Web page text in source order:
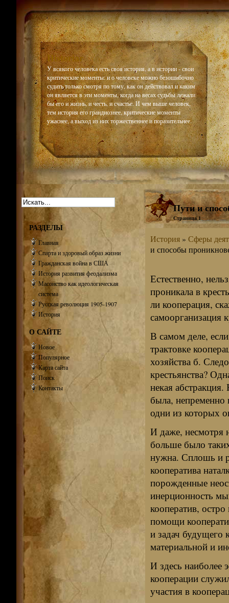
Historiar
У всякого человека есть своя история, а в истории - свои
критические моменты: и о человеке можно безошибочно
судить только смотря по тому, как он действовал и каким
он является в эти моменты, когда на весах судьбы лежали
бы его и жизнь, и честь, и счастье. И чем выше человек,
тем история его грандиознее, критические моменты
ужаснее, а выход из них торжественнее и поразительнее.
Пути и
Страница 1
История» Сферы
и способы
Естественно,
проникала в
ли кооперация,
самоорганизация
В самом деле,
трактовке
хозяйства б.
крестьянства?
некая
была, непременно
одни из которых
И даже, несмотря
больше было
нужна. Сплошь и
кооператива
порожденные
инерционность
кооператив,
помощи
и задач будущего
материальной и
И здесь наиболее
кооперации
участия в
РАЗДЕЛЫ
Главная
Спарта и здоровый образ жизни
Гражданская война в США
История развития феодализма
Масонство как идеологическая
система
Русская революция 1905-1907
История
О САЙТЕ
Новое
Популярное
Карта сайта
Поиск
Контакты